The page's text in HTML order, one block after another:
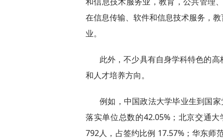
在信息传输、软件和信息技术服务，
业。
此外，不少具有自身学科特色的
和人才培养方向。
例如，中国政法大学毕业生到国
落实单位总数的42.05%；北京交通
792人，占签约比例 17.57%；华东师